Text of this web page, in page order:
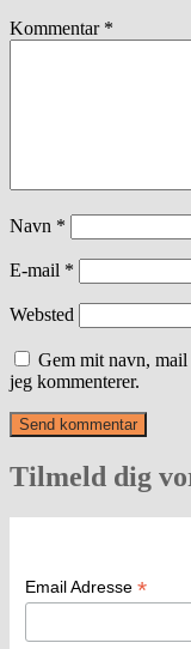
Kommentar *
Navn *
E-mail *
Websted
Gem mit navn,
jeg kommenterer.
Tilmeld dig
Email Adresse *